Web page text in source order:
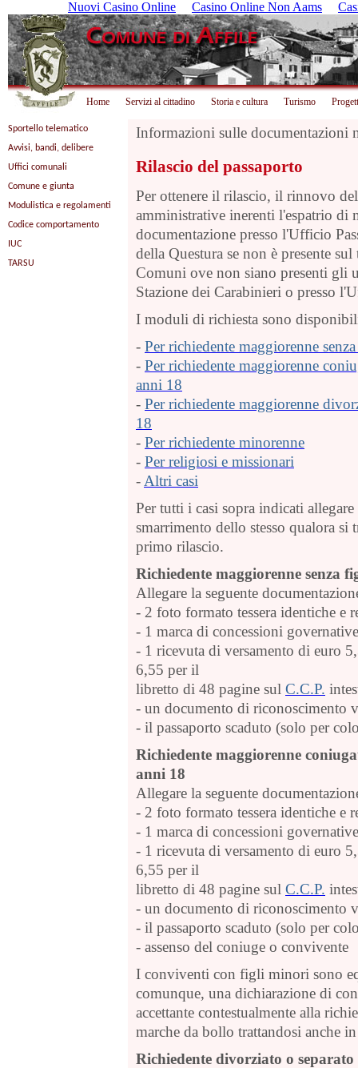
Nuovi Casino Online Casino Online Non Aams
Home Servizi al cittadino Storia e cultura Turismo
Sportello telematico
Avvisi, bandi, delibere
Uffici comunali
Comune e giunta
Modulistica e regolamenti
Codice comportamento
IUC
TARSU
Informazioni sulle documentazioni
Rilascio del passaporto
Per ottenere il rilascio, il rinnovo
amministrative inerenti l'espatrio di
documentazione presso l'Ufficio
della Questura se non è presente
Comuni ove non siano presenti gli
Stazione dei Carabinieri o presso
I moduli di richiesta sono
- Per richiedente maggiorenne
- Per richiedente maggiorenne
anni 18
- Per richiedente maggiorenne
18
- Per richiedente minorenne
- Per religiosi e missionari
- Altri casi
Per tutti i casi sopra indicati
smarrimento dello stesso qualora
primo rilascio.
Richiedente maggiorenne senza
Allegare la seguente
- 2 foto formato tessera identiche e
- 1 marca di concessioni
- 1 ricevuta di versamento di euro
6,55 per il
libretto di 48 pagine sul C.C.P.
- un documento di riconoscimento
- il passaporto scaduto (solo per
Richiedente maggiorenne
anni 18
Allegare la seguente
- 2 foto formato tessera identiche e
- 1 marca di concessioni
- 1 ricevuta di versamento di euro
6,55 per il
libretto di 48 pagine sul C.C.P.
- un documento di riconoscimento
- il passaporto scaduto (solo per
- assenso del coniuge o convivente
I conviventi con figli minori sono
comunque, una dichiarazione di
accettante contestualmente alla
marche da bollo trattandosi anche
Richiedente divorziato o